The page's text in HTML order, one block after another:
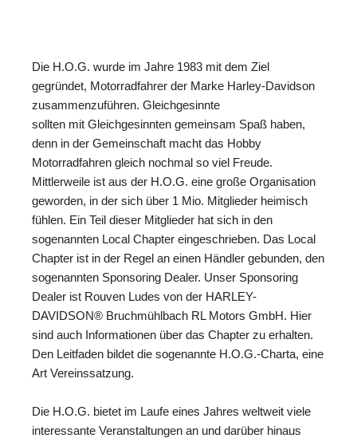
Die H.O.G. wurde im Jahre 1983 mit dem Ziel
gegründet, Motorradfahrer der Marke Harley-Davidson
zusammenzuführen. Gleichgesinnte
sollten mit Gleichgesinnten gemeinsam Spaß haben,
denn in der Gemeinschaft macht das Hobby
Motorradfahren gleich nochmal so viel Freude.
Mittlerweile ist aus der H.O.G. eine große Organisation
geworden, in der sich über 1 Mio. Mitglieder heimisch
fühlen. Ein Teil dieser Mitglieder hat sich in den
sogenannten Local Chapter eingeschrieben. Das Local
Chapter ist in der Regel an einen Händler gebunden, den
sogenannten Sponsoring Dealer. Unser Sponsoring
Dealer ist Rouven Ludes von der HARLEY-
DAVIDSON® Bruchmühlbach RL Motors GmbH. Hier
sind auch Informationen über das Chapter zu erhalten.
Den Leitfaden bildet die sogenannte H.O.G.-Charta, eine
Art Vereinssatzung.
Die H.O.G. bietet im Laufe eines Jahres weltweit viele
interessante Veranstaltungen an und darüber hinaus